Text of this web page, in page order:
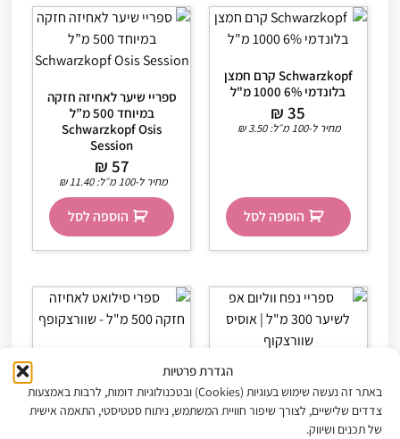
הגדרת פרטיות
באתר זה נעשה שימוש בעוגיות (Cookies) ובטכנולוגיות דומות, לרבות באמצעות
צדדים שלישיים, לצורך שיפור חוויית המשתמש, ניתוח סטטיסטי, התאמה אישית
של תכנים ושיווק.
Schwarzkopf קרם חמצן
בלונדמי 6% 1000 מ"ל
₪35
מחיר ל-100 מ״ל: ₪3.50
הוספה לסל
ספריי שיער לאחיזה חזקה
במיוחד 500 מ”ל
Schwarzkopf Osis
Session
₪57
מחיר ל-100 מ״ל: ₪11.40
הוספה לסל
ספריי נפח ווליום אפ לשיער
300 מ"ל | אוסיס שוורצקוף
₪55
מחיר ל-100 מ״ל:
500 מ"ל – שוורצקופף
₪49
מחיר ל-100 מ״ל: ₪9.80